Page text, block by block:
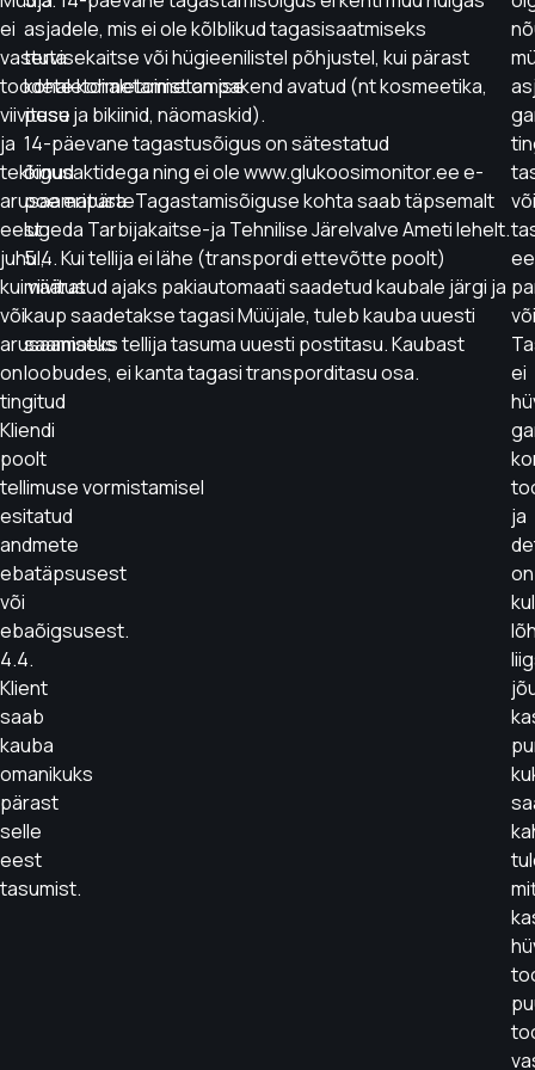
ei
vastuta
toodete kohaletoimetamise
viivituse
ja
tekkinud
arusaamatuste
eest
juhul,
kui viivitus
või
arusaamatus
on
tingitud
Kliendi
poolt
tellimuse vormistamisel
esitatud
andmete
ebatäpsusest
või
ebaõigsusest.
4.4.
Klient
saab
kauba
omanikuks
pärast
selle
eest
tasumist.
asjadele, mis ei ole kõlblikud tagasisaatmiseks
tervisekaitse või hügieenilistel põhjustel, kui pärast
kohaletoimetamist on pakend avatud (nt kosmeetika,
pesu ja bikiinid, näomaskid).
14-päevane tagastusõigus on sätestatud
õigusaktidega ning ei ole www.glukoosimonitor.ee e-
poe eripära. Tagastamisõiguse kohta saab täpsemalt
lugeda Tarbijakaitse-ja Tehnilise Järelvalve Ameti lehelt.
5.4. Kui tellija ei lähe (transpordi ettevõtte poolt)
määratud ajaks pakiautomaati saadetud kaubale järgi ja
kaup saadetakse tagasi Müüjale, tuleb kauba uuesti
saamiseks tellija tasuma uuesti postitasu. Kaubast
loobudes, ei kanta tagasi transporditasu osa.
või
ei
ja
on